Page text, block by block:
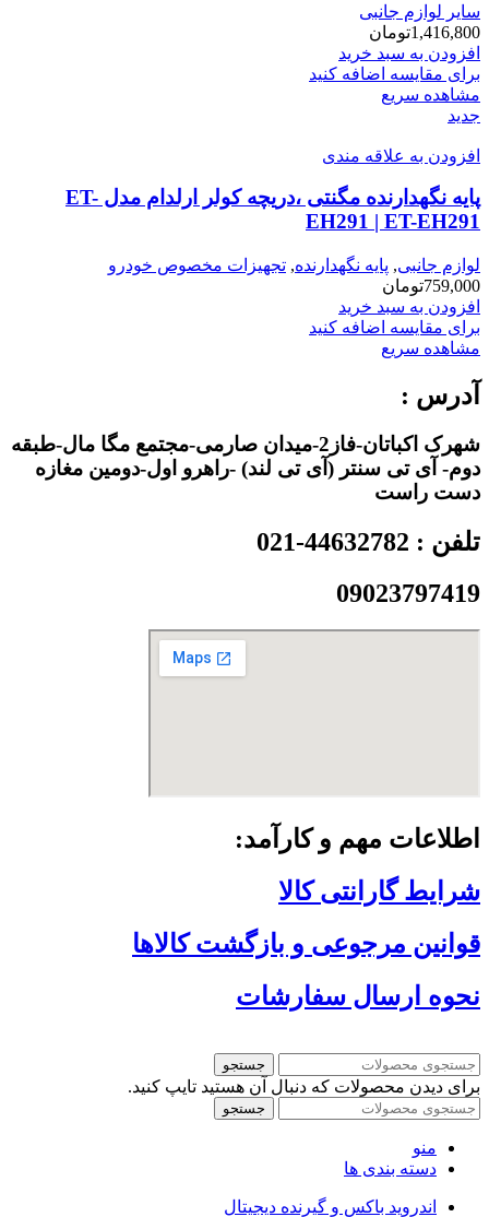
سایر لوازم جانبی
1,416,800تومان
افزودن به سبد خرید
برای مقایسه اضافه کنید
مشاهده سریع
جدید
افزودن به علاقه مندی
پایه نگهدارنده مگنتی ،دریچه کولر ارلدام مدل ET-
EH291 | ET-EH291
لوازم جانبی, پایه نگهدارنده, تجهیزات مخصوص خودرو
759,000تومان
افزودن به سبد خرید
برای مقایسه اضافه کنید
مشاهده سریع
آدرس :
شهرک اکباتان-فاز2-میدان صارمی-مجتمع مگا مال-طبقه
دوم- آی تی سنتر (آی تی لند) -راهرو اول-دومین مغازه
دست راست
تلفن : 44632782-021
09023797419
اطلاعات مهم و کارآمد:
شرایط گارانتی کالا
قوانین مرجوعی و بازگشت کالاها
نحوه ارسال سفارشات
جستجو
برای دیدن محصولات که دنبال آن هستید تایپ کنید.
جستجو
منو
دسته بندی ها
اندروید باکس و گیرنده دیجیتال